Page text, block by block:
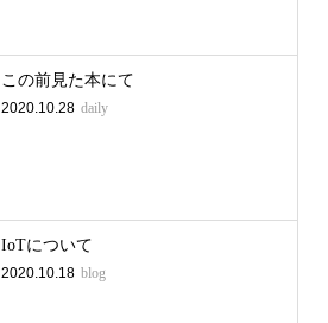
この前見た本にて
2020.10.28 daily
IoTについて
2020.10.18 blog